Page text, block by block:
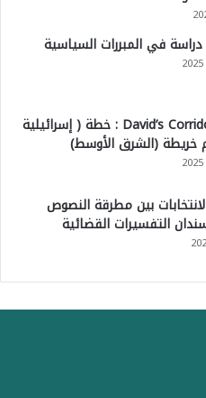
دراسة في المبررات السياسية
ممر داوود David’s Corrido : خطة ( إسرائيلية
خريطة (الشرق الأوسط)
بين مطرقة النصوص
التفسيرات القضائية